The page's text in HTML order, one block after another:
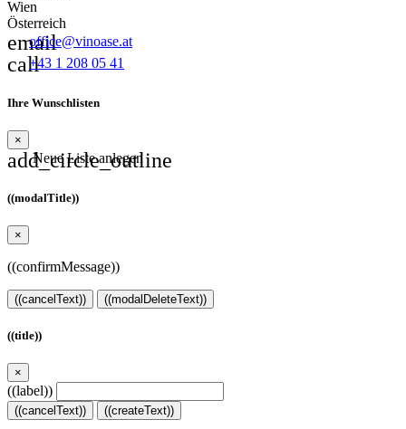
Wien
Österreich
email
office@vinoase.at
call+43 1 208 05 41
Ihre Wunschlisten
×
add_circle_outline
Neue Liste anlegen
((modalTitle))
×
((confirmMessage))
((cancelText)) ((modalDeleteText))
((title))
×
((label))
((cancelText)) ((createText))